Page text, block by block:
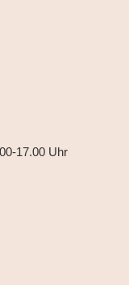
17.00 Uhr